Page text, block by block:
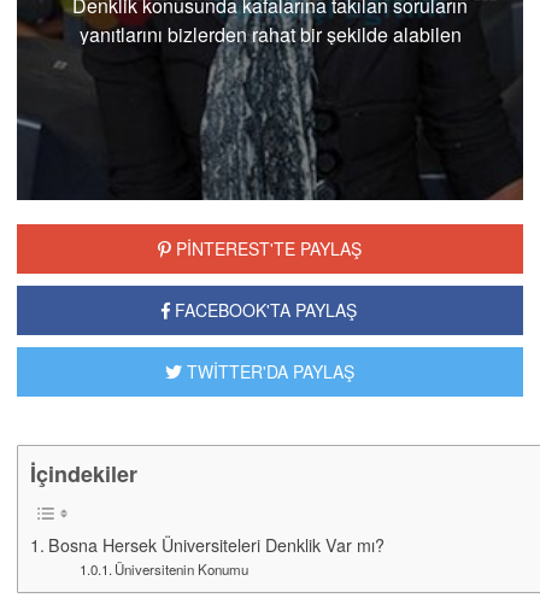
yanıtlarını bizlerden rahat bir şekilde alabilen
öğrenciler özellikle Bosna Hersek
üniversiteleri..
PİNTEREST'TE PAYLAŞ
FACEBOOK'TA PAYLAŞ
TWİTTER'DA PAYLAŞ
İçindekiler
Bosna Hersek Üniversiteleri Denklik Var mı?
Üniversitenin Konumu